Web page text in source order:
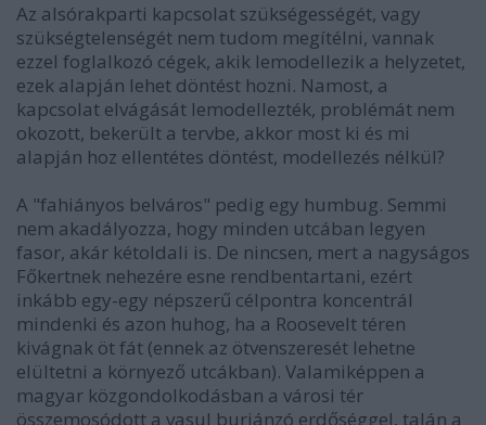
Az alsórakparti kapcsolat szükségességét, vagy
szükségtelenségét nem tudom megítélni, vannak
ezzel foglalkozó cégek, akik lemodellezik a helyzetet,
ezek alapján lehet döntést hozni. Namost, a
kapcsolat elvágását lemodellezték, problémát nem
okozott, bekerült a tervbe, akkor most ki és mi
alapján hoz ellentétes döntést, modellezés nélkül?
A "fahiányos belváros" pedig egy humbug. Semmi
nem akadályozza, hogy minden utcában legyen
fasor, akár kétoldali is. De nincsen, mert a nagyságos
Főkertnek nehezére esne rendbentartani, ezért
inkább egy-egy népszerű célpontra koncentrál
mindenki és azon huhog, ha a Roosevelt téren
kivágnak öt fát (ennek az ötvenszeresét lehetne
elültetni a környező utcákban). Valamiképpen a
magyar közgondolkodásban a városi tér
összemosódott a vasul burjánzó erdőséggel, talán a